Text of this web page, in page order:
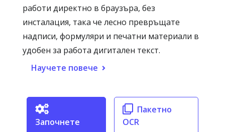
работи директно в браузъра, без
инсталация, така че лесно превръщате
надписи, формуляри и печатни материали в
удобен за работа дигитален текст.
Научете повече
Започнете
Пакетно
OCR